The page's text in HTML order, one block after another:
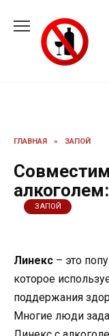
содержанию
ГЛАВНАЯ » ЗАПОЙ
ЗАПОЙ
Линекс – это
которое
поддержания
Многие люди